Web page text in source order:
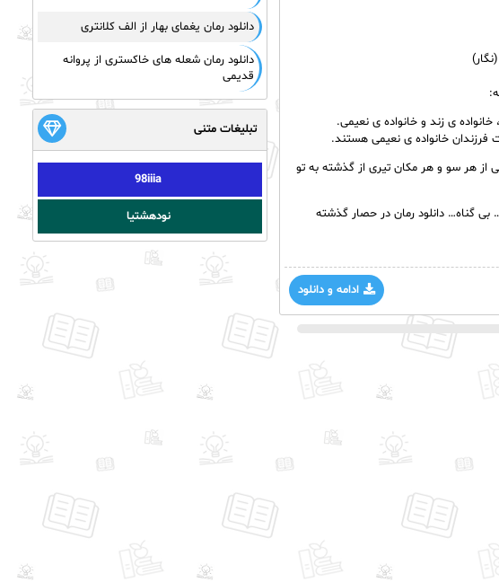
ی زند و خانواده ی نعیمی.
فرزندان خانواده ی نعیمی هستند.
از هر سو و هر مکان تیری از گذشته به تو
گناه… دانلود رمان در حصار گذشته
ادامه و دانلود
دانلود رمان یغمای بهار از الف کلانتری
دانلود رمان شعله های خاکستری از پروانه
قدیمی
تبلیغات متنی
98iiia
نودهشتیا